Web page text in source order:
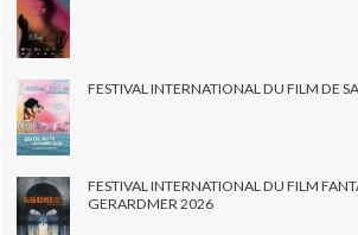
FESTIVAL INTERNATIONAL DU FILM DE
FESTIVAL INTERNATIONAL DU FILM
GERARDMER 2026